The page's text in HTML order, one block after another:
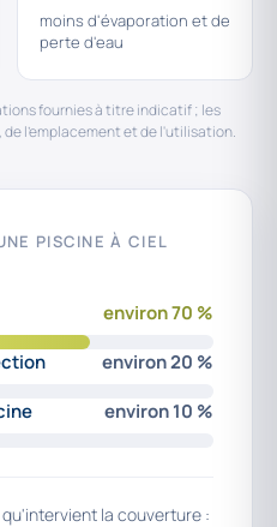
moins d'évaporation et de
perte d'eau
fournies à titre indicatif ; les
l'emplacement et de l'utilisation.
PISCINE À CIEL
environ 70 %
environ 20 %
environ 10 %
la couverture :